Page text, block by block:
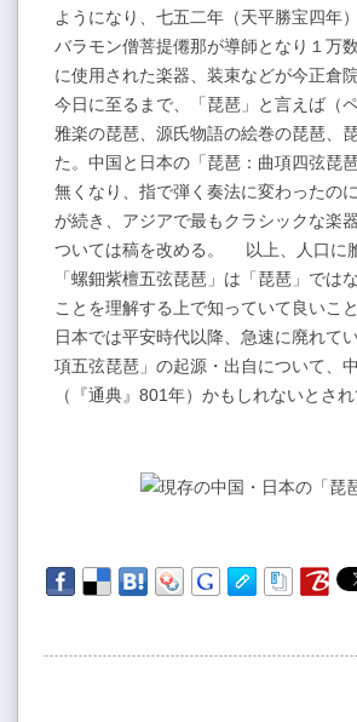
ようになり、七五二年（天平勝宝四年
バラモン僧菩提僊那が導師となり１万
に使用された楽器、装束などが今正
今日に至るまで、「琵琶」と言えば（
雅楽の琵琶、源氏物語の絵巻の琵琶、
た。中国と日本の「琵琶：曲項四弦琵
無くなり、指で弾く奏法に変わったの
が続き、アジアで最もクラシックな楽
ついては稿を改める。 以上、人口に
「螺鈿紫檀五弦琵琶」は「琵琶」で
ことを理解する上で知っていて良いこ
日本では平安時代以降、急速に廃れて
項五弦琵琶」の起源・出自について、
（『通典』801年）かもしれないとされ